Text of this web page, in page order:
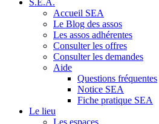
S.E.A.
Accueil SEA
Le Blog des assos
Les assos adhérentes
Consulter les offres
Consulter les demandes
Aide
Questions fréquentes
Notice SEA
Fiche pratique SEA
Le lieu
Les espaces